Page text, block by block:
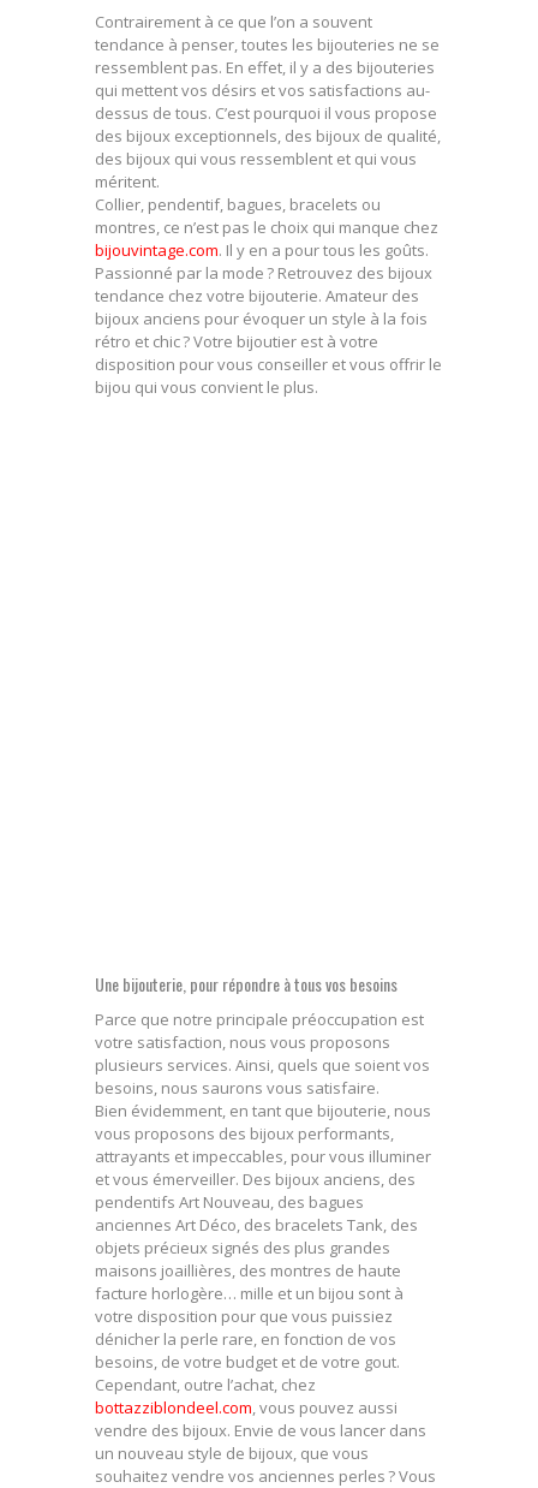
Contrairement à ce que l’on a souvent
tendance à penser, toutes les bijouteries ne se
ressemblent pas. En effet, il y a des bijouteries
qui mettent vos désirs et vos satisfactions au-
dessus de tous. C’est pourquoi il vous propose
des bijoux exceptionnels, des bijoux de qualité,
des bijoux qui vous ressemblent et qui vous
méritent.
Collier, pendentif, bagues, bracelets ou
montres, ce n’est pas le choix qui manque chez
bijouvintage.com. Il y en a pour tous les goûts.
Passionné par la mode ? Retrouvez des bijoux
tendance chez votre bijouterie. Amateur des
bijoux anciens pour évoquer un style à la fois
rétro et chic ? Votre bijoutier est à votre
disposition pour vous conseiller et vous offrir le
bijou qui vous convient le plus.
Une bijouterie, pour répondre à tous vos besoins
Parce que notre principale préoccupation est
votre satisfaction, nous vous proposons
plusieurs services. Ainsi, quels que soient vos
besoins, nous saurons vous satisfaire.
Bien évidemment, en tant que bijouterie, nous
vous proposons des bijoux performants,
attrayants et impeccables, pour vous illuminer
et vous émerveiller. Des bijoux anciens, des
pendentifs Art Nouveau, des bagues
anciennes Art Déco, des bracelets Tank, des
objets précieux signés des plus grandes
maisons joaillières, des montres de haute
facture horlogère… mille et un bijou sont à
votre disposition pour que vous puissiez
dénicher la perle rare, en fonction de vos
besoins, de votre budget et de votre gout.
Cependant, outre l’achat, chez
bottazziblondeel.com, vous pouvez aussi
vendre des bijoux. Envie de vous lancer dans
un nouveau style de bijoux, que vous
souhaitez vendre vos anciennes perles ? Vous